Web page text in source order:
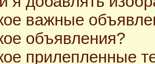
важные
объявления?
прилепленные